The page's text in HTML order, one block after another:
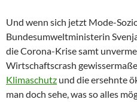
Und wenn sich jetzt Mode-
Bundesumweltministerin
die Corona-Krise samt
Wirtschaftscrash
Klimaschutz und die ersehnte
man doch sehe, was so alles